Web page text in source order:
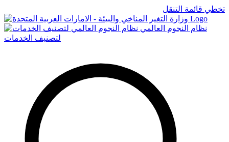
تخطي قائمة التنقل
Logo
نظام النجوم العالمي
لتصنيف الخدمات